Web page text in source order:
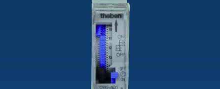
Detetores de presença e movimentos
Biblioteca de mídia
Seminários técnicos
Sistema de casa inteligente LUXORliving
Projetores de LED